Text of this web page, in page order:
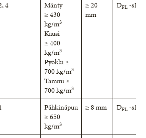
4
Mänty
≥ 430
kg/m3
Kuusi
≥ 400
kg/m3
Pyökki ≥
700 kg/m3
Tammi ≥
700 kg/m3
≥ 20
mm
DFL -s1
Pähkinäpuu
≥ 650
kg/m3
≥ 8 mm DFL -s1